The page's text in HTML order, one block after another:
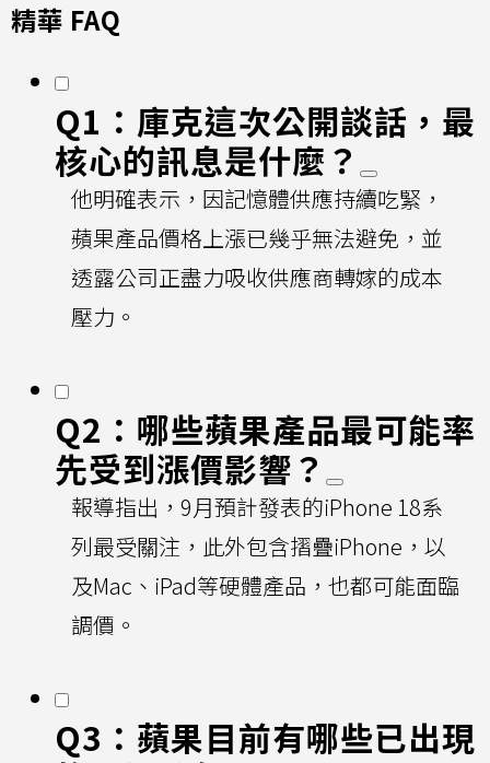
精華 FAQ
Q1：庫克這次公開談話，最
核心的訊息是什麼？
他明確表示，因記憶體供應持續吃緊，
蘋果產品價格上漲已幾乎無法避免，並
透露公司正盡力吸收供應商轉嫁的成本
壓力。
Q2：哪些蘋果產品最可能率
先受到漲價影響？
報導指出，9月預計發表的iPhone 18系
列最受關注，此外包含摺疊iPhone，以
及Mac、iPad等硬體產品，也都可能面臨
調價。
Q3：蘋果目前有哪些已出現